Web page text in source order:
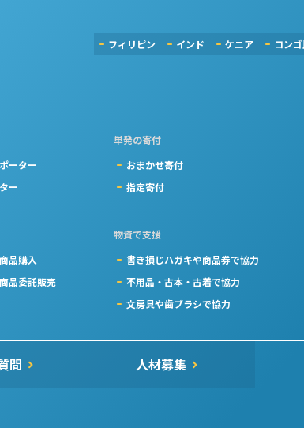
フィリピン インド ケニア コン
ーター
ー
単発の寄付
おまかせ寄付
指定寄付
品購入
品委託販売
物資で支援
書き損じハガキや商品券で協力
不用品・古本・古着で協力
文房具や歯ブラシで協力
問 人材募集